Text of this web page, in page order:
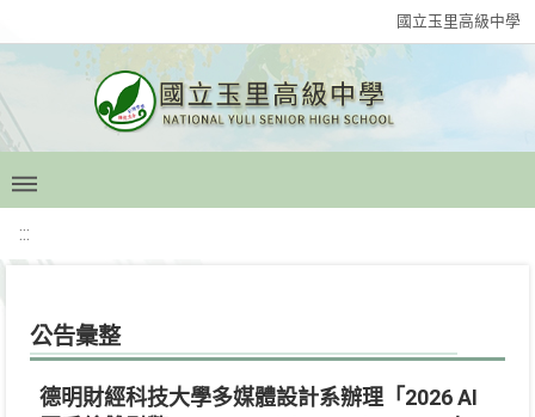
國立玉里高級中學
:::
公告彙整
德明財經科技大學多媒體設計系辦理「2026 AI